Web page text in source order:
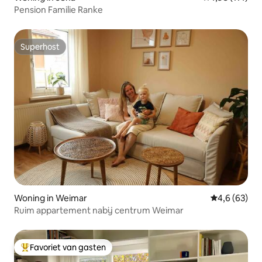
Pension Familie Ranke
Superhost
Superhost
Woning in Weimar Gemiddelde
4,6 (63)
Ruim appartement nabij centrum Weimar
Topfavoriet van gasten
Favoriet van gasten